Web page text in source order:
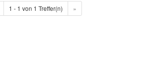
1 - 1 von 1 Treffer(n) »